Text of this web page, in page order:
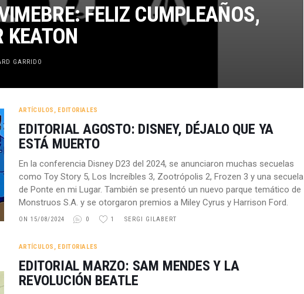
FELIZ CUMPLEAÑOS,
KEATON
GARRIDO
ARTÍCULOS , EDITORIALES
EDITORIAL AGOSTO: DISNEY, DÉJALO QUE YA
ESTÁ MUERTO
En la conferencia Disney D23 del 2024, se anunciaron muchas secuelas
como Toy Story 5, Los Increíbles 3, Zootrópolis 2, Frozen 3 y una secuela
de Ponte en mi Lugar. También se presentó un nuevo parque temático de
Monstruos S.A. y se otorgaron premios a Miley Cyrus y Harrison Ford.
ON 15/08/2024 0 1 SERGI GILABERT
ARTÍCULOS EDITORIALES
EDITORIAL MARZO: SAM MENDES Y LA
REVOLUCIÓN BEATLE